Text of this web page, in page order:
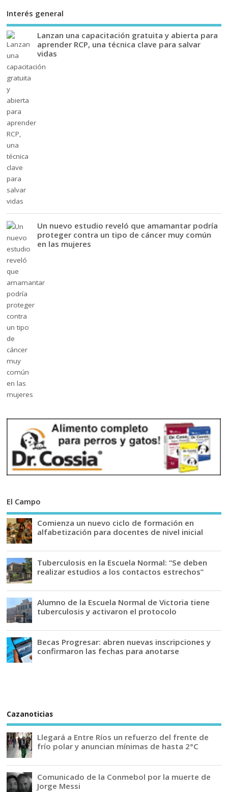
Interés general
Lanzan una capacitación gratuita y abierta para
aprender RCP, una técnica clave para salvar
vidas
Un nuevo estudio reveló que amamantar podría
proteger contra un tipo de cáncer muy común
en las mujeres
El Campo
Comienza un nuevo ciclo de formación en
alfabetización para docentes de nivel inicial
Tuberculosis en la Escuela Normal: “Se deben
realizar estudios a los contactos estrechos”
Alumno de la Escuela Normal de Victoria tiene
tuberculosis y activaron el protocolo
Becas Progresar: abren nuevas inscripciones y
confirmaron las fechas para anotarse
Cazanoticias
Llegará a Entre Ríos un refuerzo del frente de
frío polar y anuncian mínimas de hasta 2°C
Comunicado de la Conmebol por la muerte de
Jorge Messi